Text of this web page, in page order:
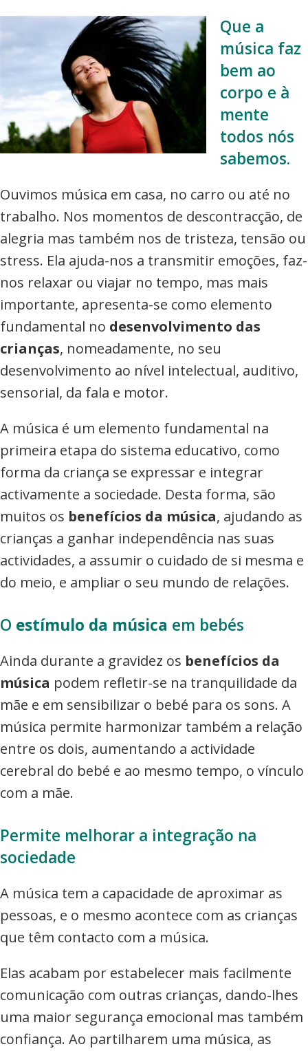
Que a
música faz
bem ao
corpo e à
mente
todos nós
sabemos.
Ouvimos música em casa, no carro ou até no
trabalho. Nos momentos de descontracção, de
alegria mas também nos de tristeza, tensão ou
stress. Ela ajuda-nos a transmitir emoções, faz-
nos relaxar ou viajar no tempo, mas mais
importante, apresenta-se como elemento
fundamental no desenvolvimento das
crianças, nomeadamente, no seu
desenvolvimento ao nível intelectual, auditivo,
sensorial, da fala e motor.
A música é um elemento fundamental na
primeira etapa do sistema educativo, como
forma da criança se expressar e integrar
activamente a sociedade. Desta forma, são
muitos os benefícios da música, ajudando as
crianças a ganhar independência nas suas
actividades, a assumir o cuidado de si mesma e
do meio, e ampliar o seu mundo de relações.
O estímulo da música em bebés
Ainda durante a gravidez os benefícios da
música podem refletir-se na tranquilidade da
mãe e em sensibilizar o bebé para os sons. A
música permite harmonizar também a relação
entre os dois, aumentando a actividade
cerebral do bebé e ao mesmo tempo, o vínculo
com a mãe.
Permite melhorar a integração na
sociedade
A música tem a capacidade de aproximar as
pessoas, e o mesmo acontece com as crianças
que têm contacto com a música.
Elas acabam por estabelecer mais facilmente
comunicação com outras crianças, dando-lhes
uma maior segurança emocional mas também
confiança. Ao partilharem uma música, as